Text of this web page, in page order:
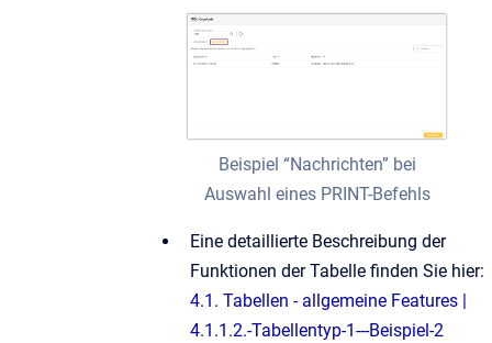
Beispiel “Nachrichten” bei
Auswahl eines PRINT-Befehls
Eine detaillierte Beschreibung der
Funktionen der Tabelle finden Sie hier:
4.1. Tabellen - allgemeine Features |
4.1.1.2.-Tabellentyp-1---Beispiel-2